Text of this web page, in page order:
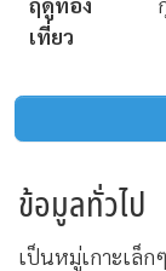
เที่ยว
ข้อมูลทั่วไป
เป็นหมู่เกาะเล็ก